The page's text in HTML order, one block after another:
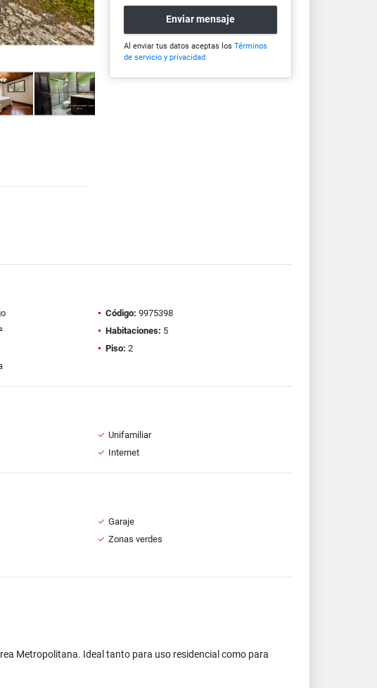
Enviar mensaje
Al enviar tus datos aceptas los Términos
de servicio y privacidad
Código: 9975398
Habitaciones: 5
Piso: 2
Unifamiliar
Internet
Garaje
Zonas verdes
Metropolitana. Ideal tanto para uso residencial como para